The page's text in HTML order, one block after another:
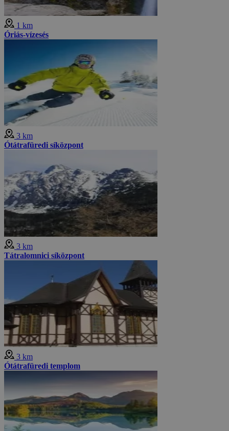
1 km
Óriás-vízesés
3 km
Ótátrafüredi síközpont
3 km
Tátralomnici síközpont
3 km
Ótátrafüredi templom